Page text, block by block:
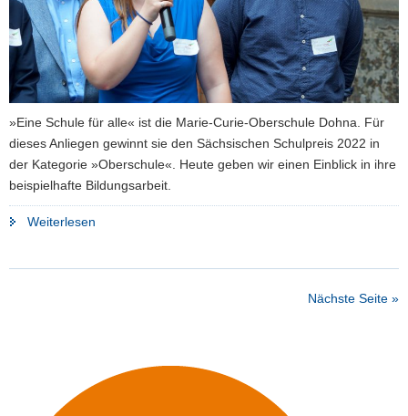
»Eine Schule für alle« ist die Marie-Curie-Oberschule Dohna. Für
dieses Anliegen gewinnt sie den Sächsischen Schulpreis 2022 in
der Kategorie »Oberschule«. Heute geben wir einen Einblick in ihre
beispielhafte Bildungsarbeit.
Weiterlesen
Nächste Seite »